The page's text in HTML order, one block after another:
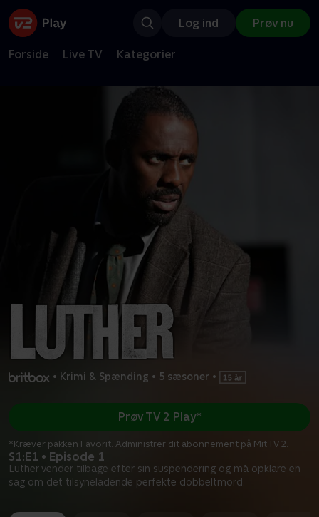
Log ind Prøv nu
Forside Live TV Kategorier
• Krimi & Spænding • 5 sæsoner •
S1:E1 • Episode 1
Luther vender tilbage efter sin suspendering og må opklare en
sag om det tilsyneladende perfekte dobbeltmord.
Prøv TV 2 Play*
*Kræver pakken Favorit. Administrer dit abonnement på Mit TV 2.